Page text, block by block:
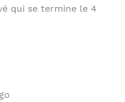
qui se termine le 4